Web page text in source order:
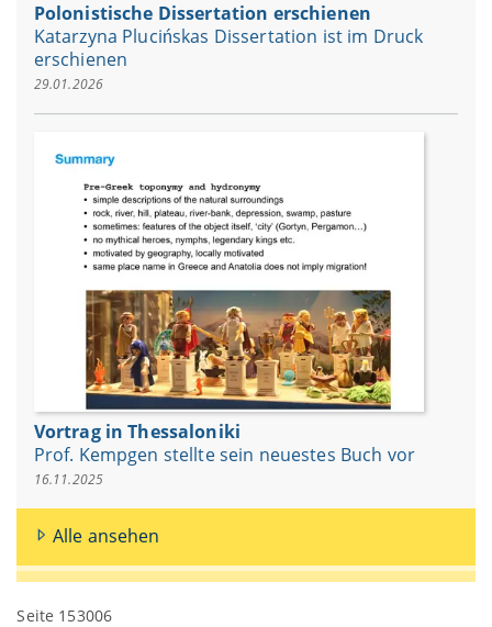
Polonistische Dissertation erschienen
Katarzyna Plucińskas Dissertation ist im Druck
erschienen
29.01.2026
Vortrag in Thessaloniki
Prof. Kempgen stellte sein neuestes Buch vor
16.11.2025
Alle ansehen
Seite 153006